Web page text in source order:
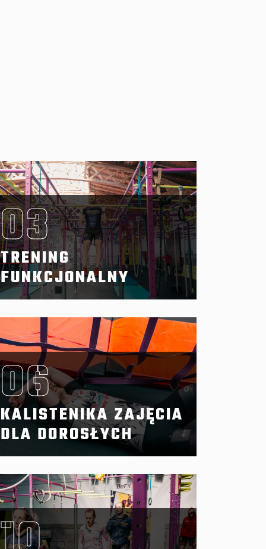
03
TRENING
FUNKCJONALNY
06
KALISTENIKA ZAJĘCIA
DLA DOROSŁYCH